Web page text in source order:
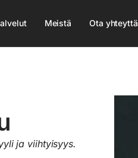
Meistä Ota yhteyttä
ja viihtyisyys.